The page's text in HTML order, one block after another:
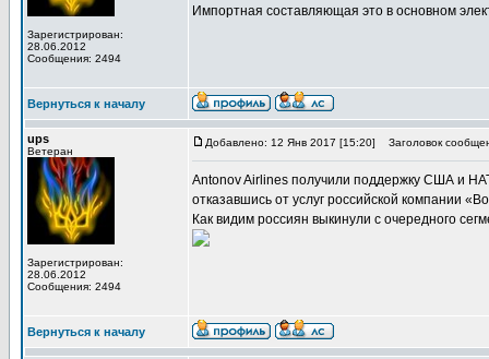
Зарегистрирован:
28.06.2012
Сообщения: 2494
Импортная составляющая это в основном
Вернуться к началу
ups
Ветеран
Зарегистрирован:
28.06.2012
Сообщения: 2494
Добавлено: 12 Янв 2017 [15:20] Заголовок
Antonov Airlines получили поддержку США и
отказавшись от услуг российской компании
Как видим россиян выкинули с очередного
Вернуться к началу